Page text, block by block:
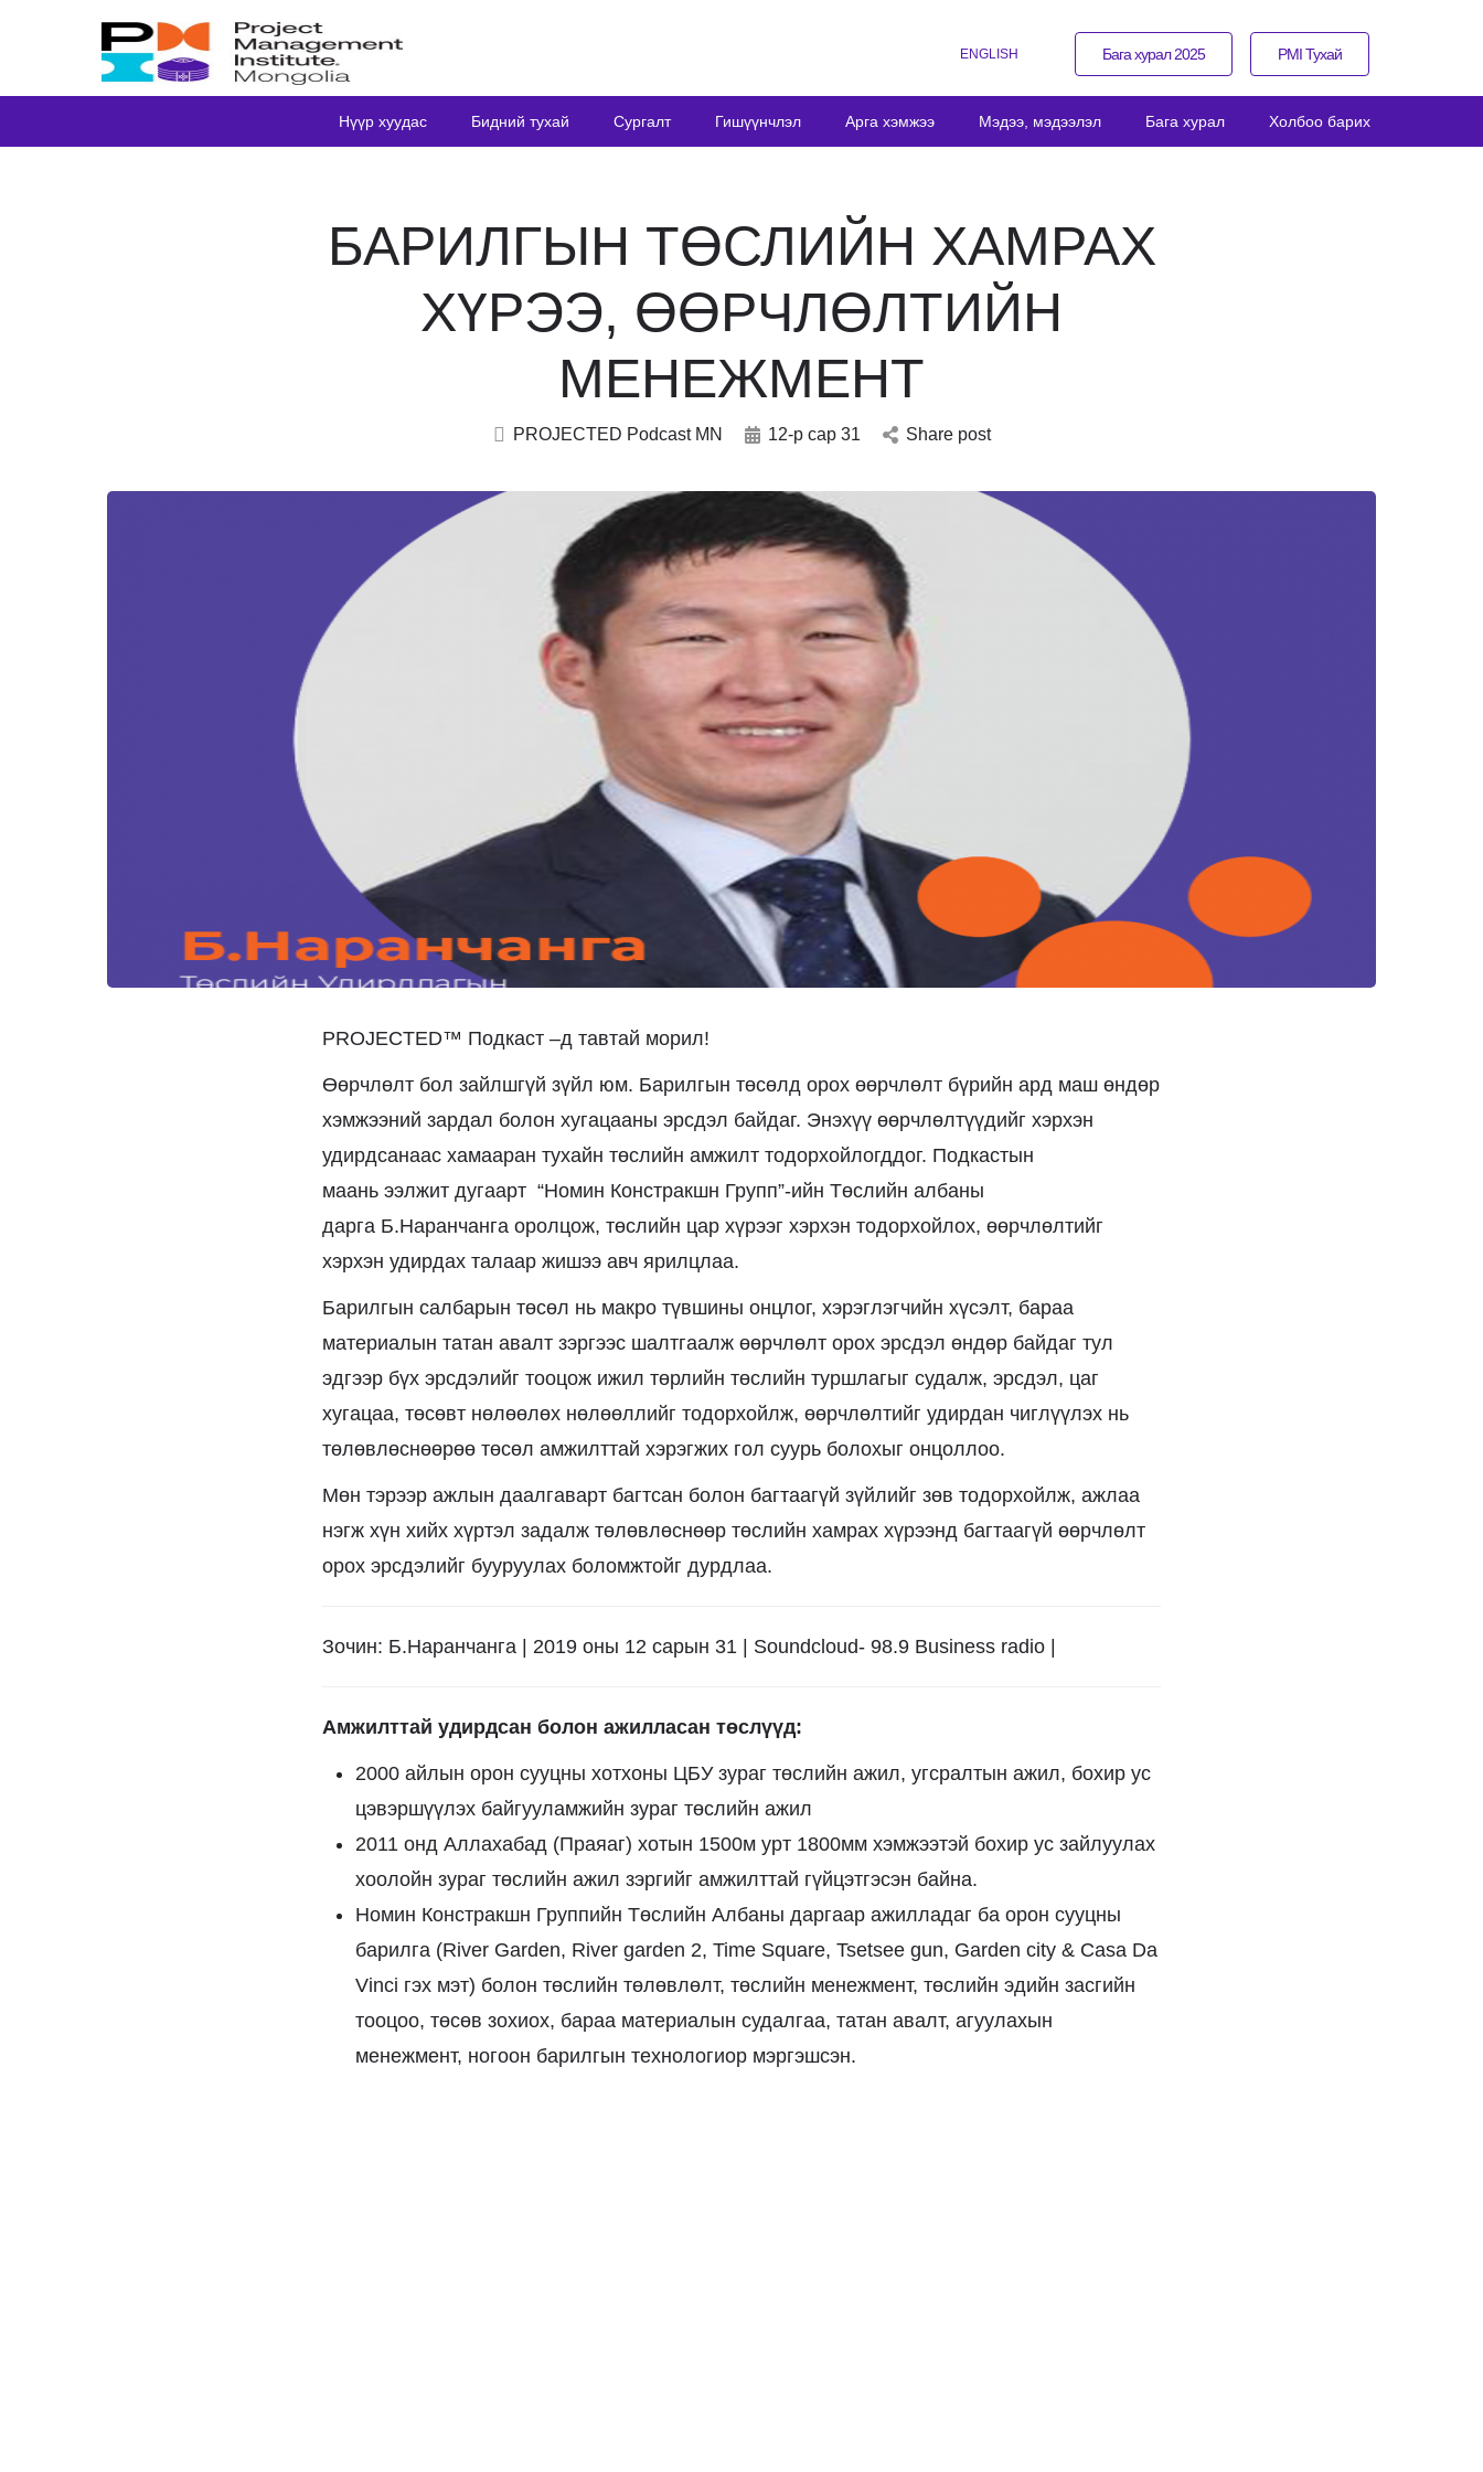
ENGLISH Бага хурал 2025 PMI Тухай
Нүүр хуудас Бидний тухай Сургалт Гишүүнчлэл Арга хэмжээ Мэдээ, мэдээлэл Бага хурал Холбоо барих
БАРИЛГЫН ТӨСЛИЙН ХАМРАХ
ХҮРЭЭ, ӨӨРЧЛӨЛТИЙН
МЕНЕЖМЕНТ
PROJECTED Podcast MN 12-р сар 31 Share post
PROJECTED™ Подкаст –д тавтай морил!
Өөрчлөлт бол зайлшгүй зүйл юм. Барилгын төсөлд орох өөрчлөлт бүрийн ард маш өндөр
хэмжээний зардал болон хугацааны эрсдэл байдаг. Энэхүү өөрчлөлтүүдийг хэрхэн
удирдсанаас хамааран тухайн төслийн амжилт тодорхойлогддог. Подкастын
маань ээлжит дугаарт “Номин Констракшн Групп”-ийн Төслийн албаны
дарга Б.Наранчанга оролцож, төслийн цар хүрээг хэрхэн тодорхойлох, өөрчлөлтийг
хэрхэн удирдах талаар жишээ авч ярилцлаа.
Барилгын салбарын төсөл нь макро түвшины онцлог, хэрэглэгчийн хүсэлт, бараа
материалын татан авалт зэргээс шалтгаалж өөрчлөлт орох эрсдэл өндөр байдаг тул
эдгээр бүх эрсдэлийг тооцож ижил төрлийн төслийн туршлагыг судалж, эрсдэл, цаг
хугацаа, төсөвт нөлөөлөх нөлөөллийг тодорхойлж, өөрчлөлтийг удирдан чиглүүлэх нь
төлөвлөснөөрөө төсөл амжилттай хэрэгжих гол суурь болохыг онцоллоо.
Мөн тэрээр ажлын даалгаварт багтсан болон багтаагүй зүйлийг зөв тодорхойлж, ажлаа
нэгж хүн хийх хүртэл задалж төлөвлөснөөр төслийн хамрах хүрээнд багтаагүй өөрчлөлт
орох эрсдэлийг бууруулах боломжтойг дурдлаа.
Зочин: Б.Наранчанга | 2019 оны 12 сарын 31 | Soundcloud- 98.9 Business radio |
Амжилттай удирдсан болон ажилласан төслүүд:
2000 айлын орон сууцны хотхоны ЦБУ зураг төслийн ажил, угсралтын ажил, бохир ус
цэвэршүүлэх байгууламжийн зураг төслийн ажил
2011 онд Аллахабад (Праяаг) хотын 1500м урт 1800мм хэмжээтэй бохир ус зайлуулах
хоолойн зураг төслийн ажил зэргийг амжилттай гүйцэтгэсэн байна.
Номин Констракшн Группийн Төслийн Албаны даргаар ажилладаг ба орон сууцны
барилга (River Garden, River garden 2, Time Square, Tsetsee gun, Garden city & Casa Da
Vinci гэх мэт) болон төслийн төлөвлөлт, төслийн менежмент, төслийн эдийн засгийн
тооцоо, төсөв зохиох, бараа материалын судалгаа, татан авалт, агуулахын
менежмент, ногоон барилгын технологиор мэргэшсэн.